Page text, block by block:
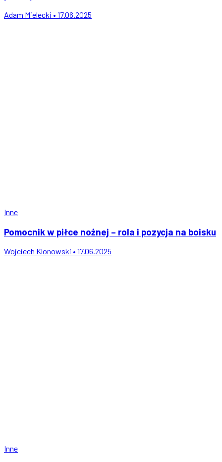
Adam Mielecki • 17.06.2025
Inne
Pomocnik w piłce nożnej – rola i pozycja na boisku
Wojciech Klonowski • 17.06.2025
Inne